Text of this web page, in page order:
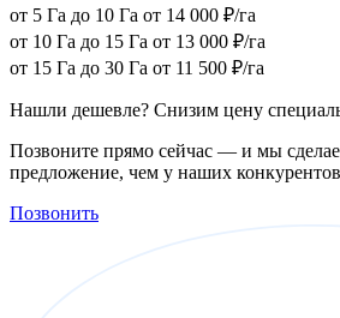
от 5 Га до 10 Га от 14 000 ₽/га
от 10 Га до 15 Га от 13 000 ₽/га
от 15 Га до 30 Га от 11 500 ₽/га
Нашли дешевле? Снизим цену
Позвоните прямо сейчас — и мы
предложение, чем у наших конкурентов
Позвонить